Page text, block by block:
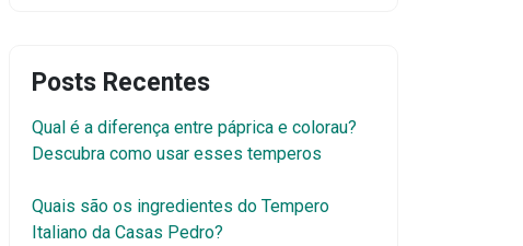
Posts Recentes
Qual é a diferença entre páprica e colorau?
Descubra como usar esses temperos
Quais são os ingredientes do Tempero
Italiano da Casas Pedro?